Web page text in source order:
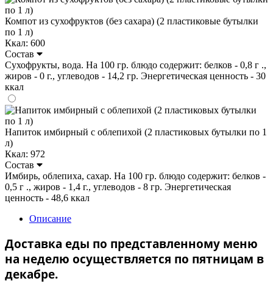
Компот из сухофруктов (без сахара) (2 пластиковые бутылки
по 1 л)
Ккал: 600
Состав
Сухофрукты, вода. На 100 гр. блюдо содержит: белков - 0,8 г .,
жиров - 0 г., углеводов - 14,2 гр. Энергетическая ценность - 30
ккал
Напиток имбирный с облепихой (2 пластиковых бутылки по 1
л)
Ккал: 972
Состав
Имбирь, облепиха, сахар. На 100 гр. блюдо содержит: белков -
0,5 г ., жиров - 1,4 г., углеводов - 8 гр. Энергетическая
ценность - 48,6 ккал
Описание
Доставка еды по представленному меню
на неделю осуществляется по пятницам в
декабре.